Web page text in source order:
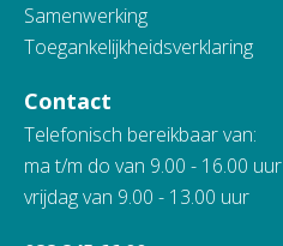
Samenwerking
Toegankelijkheidsverklaring
Contact
Telefonisch bereikbaar van:
ma t/m do van 9.00 - 16.00 uur
vrijdag van 9.00 - 13.00 uur